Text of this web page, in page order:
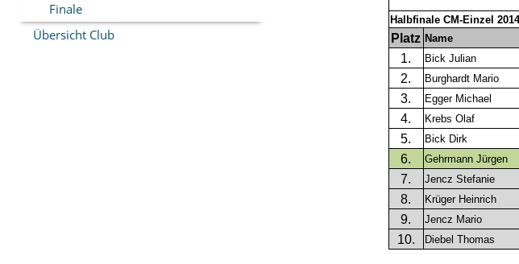
Finale
Übersicht Club
Halbfinale CM-Einzel
Platz Name
1.
Bick Julian
2.
Burghardt Mario
3.
Egger Michael
4.
Krebs Olaf
5.
Bick Dirk
6.
Gehrmann Jürgen
7.
Jencz Stefanie
8.
Krüger Heinrich
9.
Jencz Mario
10.
Diebel Thomas